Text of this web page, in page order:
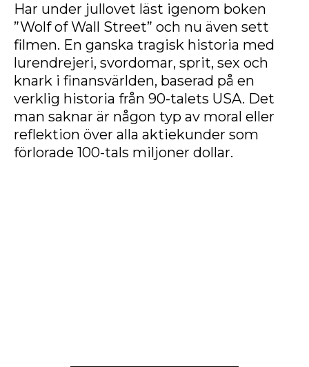
Har under jullovet läst igenom boken
”Wolf of Wall Street” och nu även sett
filmen. En ganska tragisk historia med
lurendrejeri, svordomar, sprit, sex och
knark i finansvärlden, baserad på en
verklig historia från 90-talets USA. Det
man saknar är någon typ av moral eller
reflektion över alla aktiekunder som
förlorade 100-tals miljoner dollar.